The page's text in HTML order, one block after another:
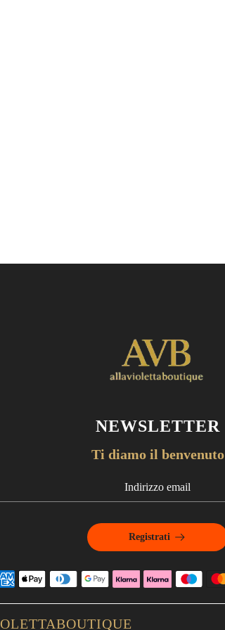
NEWSLETTER
Ti diamo il benvenuto
Registrati